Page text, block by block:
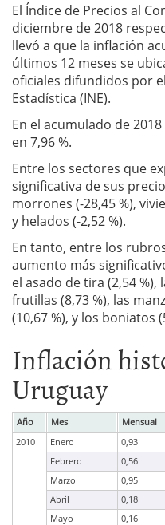
El Índice de Precios al
diciembre de 2018
llevó a que la inflación
últimos 12 meses se
oficiales difundidos por
Estadística (INE).
En el acumulado de
en 7,96 %.
Entre los sectores que
significativa de sus
morrones (-28,45 %),
y helados (-2,52 %).
En tanto, entre los
aumento más
el asado de tira (2,54 %),
frutillas (8,73 %), las
(10,67 %), y los boniatos
Inflación
Uruguay
Año Mes Mensual
2010
Enero 0,93
Febrero
0,56
Marzo
0,95
Abril
0,18
Mayo
0,16